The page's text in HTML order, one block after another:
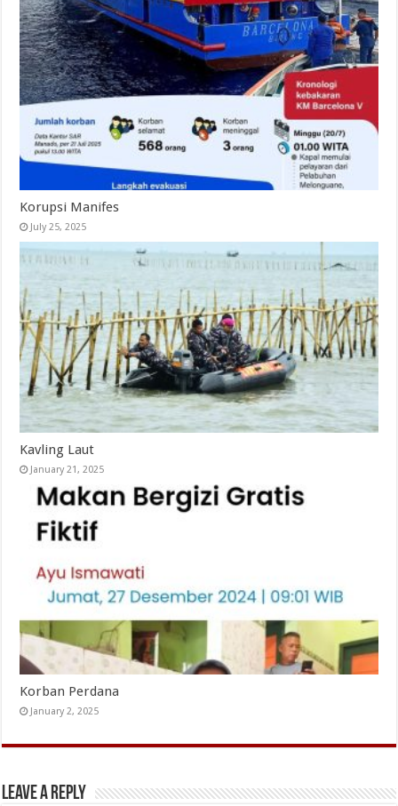
Korupsi Manifes
July 25, 2025
Kavling Laut
January 21, 2025
Korban Perdana
January 2, 2025
Leave a Reply